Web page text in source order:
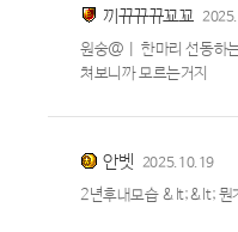
끼뀨뀨뀨꾜꾜
원숭@ㅣ 한마리 선동하
쳐보니까 모르는거지
안벳 2025.10.19
2년후내모습 &lt;&lt; 뭔